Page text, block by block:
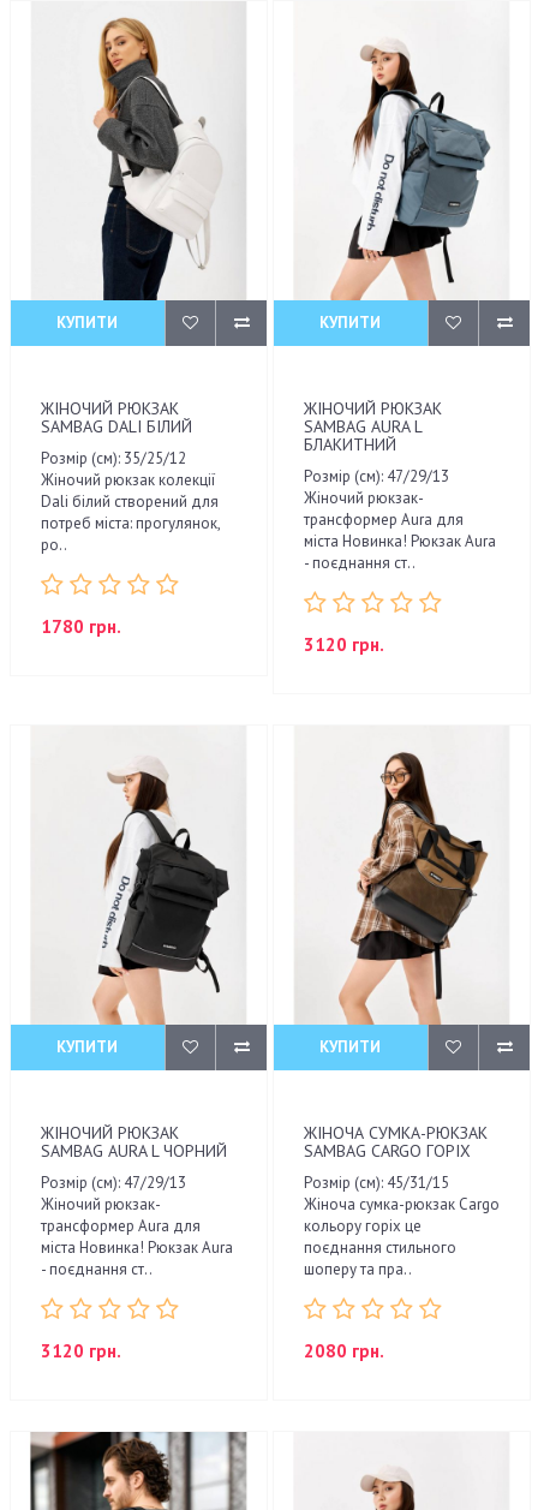
КУПИТИ
ЖІНОЧИЙ РЮКЗАК
SAMBAG DALI БІЛИЙ
Розмір (см): 35/25/12
Жіночий рюкзак колекції
Dali білий створений для
потреб міста: прогулянок,
ро..
1780 грн.
КУПИТИ
ЖІНОЧИЙ РЮКЗАК
SAMBAG AURA L
БЛАКИТНИЙ
Розмір (см): 47/29/13
Жіночий рюкзак-
трансформер Aura для
міста Новинка! Рюкзак Aura
- поєднання ст..
3120 грн.
КУПИТИ
ЖІНОЧИЙ РЮКЗАК
SAMBAG AURA L ЧОРНИЙ
Розмір (см): 47/29/13
Жіночий рюкзак-
трансформер Aura для
міста Новинка! Рюкзак Aura
- поєднання ст..
3120 грн.
КУПИТИ
ЖІНОЧА СУМКА-РЮКЗАК
SAMBAG CARGO ГОРІХ
Розмір (см): 45/31/15
Жіноча сумка-рюкзак Cargo
кольору горіх це
поєднання стильного
шоперу та пра..
2080 грн.